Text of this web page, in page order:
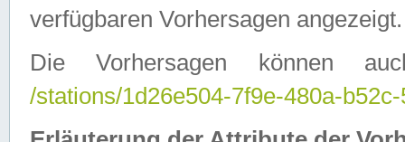
verfügbaren Vorhersagen angezeigt.
Die Vorhersagen können
/stations/1d26e504-7f9e-480a-